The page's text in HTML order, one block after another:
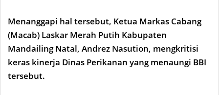
Menanggapi hal tersebut, Ketua Markas Cabang
(Macab) Laskar Merah Putih Kabupaten
Mandailing Natal, Andrez Nasution, mengkritisi
keras kinerja Dinas Perikanan yang menaungi BBI
tersebut.